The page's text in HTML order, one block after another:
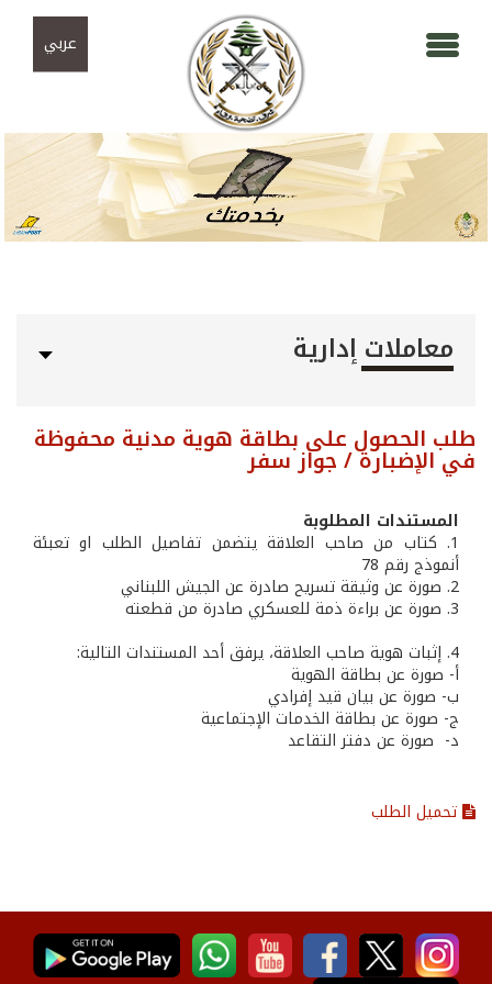
عربي
معاملات إدارية
طلب الحصول على بطاقة هوية مدنية محفوظة
في الإضبارة / جواز سفر
المستندات المطلوبة
1. كتاب من صاحب العلاقة يتضمن تفاصيل الطلب او تعبئة
أنموذج رقم 78
2. صورة عن وثيقة تسريح صادرة عن الجيش اللبناني
3. صورة عن براءة ذمة للعسكري صادرة من قطعته
4. إثبات هوية صاحب العلاقة، يرفق أحد المستندات التالية:
أ- صورة عن بطاقة الهوية
ب‌- صورة عن بيان قيد إفرادي
ج- صورة عن بطاقة الخدمات الإجتماعية
‌د- صورة عن دفتر التقاعد
تحميل الطلب